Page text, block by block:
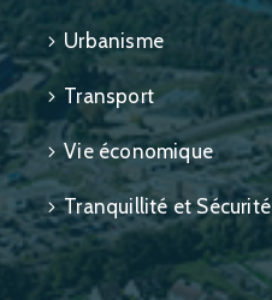
Urbanisme
Transport
Vie économique
Tranquillité et Sécurité